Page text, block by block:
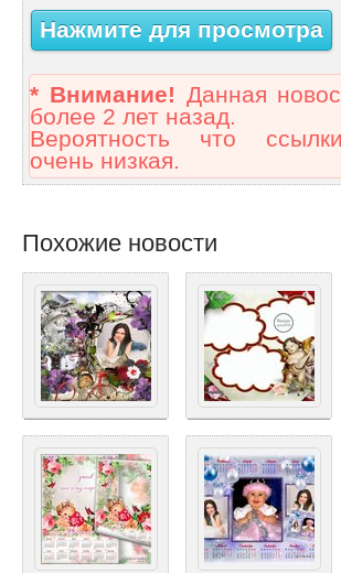
Нажмите для просмотра
* Внимание! Данная
более 2 лет назад.
Вероятность что
очень низкая.
Похожие новости